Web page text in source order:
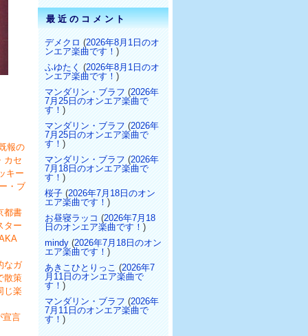
報の
カセ
キー
・ブ
都書
ター
なガ
散策
じ楽
宣言
最近のコメント
デメクロ (2026年8月1日のオ
ンエア楽曲です！ )
ふゆたく (2026年8月1日のオ
ンエア楽曲です！ )
マンダリン・ブラフ (2026年
7月25日のオンエア楽曲で
す！ )
マンダリン・ブラフ (2026年
7月25日のオンエア楽曲で
す！ )
マンダリン・ブラフ (2026年
7月18日のオンエア楽曲で
す！ )
桜子 (2026年7月18日のオン
エア楽曲です！ )
お昼寝ラッコ (2026年7月18
日のオンエア楽曲です！ )
mindy (2026年7月18日のオン
エア楽曲です！ )
あきこひとりっこ (2026年7
月11日のオンエア楽曲で
す！ )
マンダリン・ブラフ (2026年
7月11日のオンエア楽曲で
す！ )